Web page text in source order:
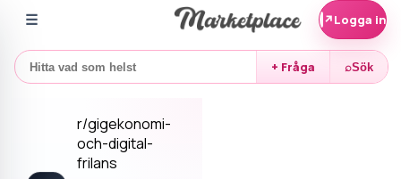
☰
+ Fråga ⌕Sök
↗Logga in
r/gigekonomi-
och-digital-
frilans